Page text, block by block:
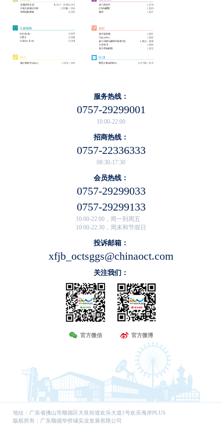
服务热线：
0757-29299001
10:00-22:00
招商热线：
0757-22336333
08:30-17:30
会员热线：
0757-29299033
0757-29299133
10:00-22:00，周一到周五
10:00-22:30，周末和节假日
投诉邮箱：
xfjb_octsggs@chinaoct.com
关注我们：
官方微信 官方微博
地址：广东省佛山市顺德区大良街道欢乐大道1号欢乐海岸PLUS
版权所有：广东顺德华侨城实业发展有限公司